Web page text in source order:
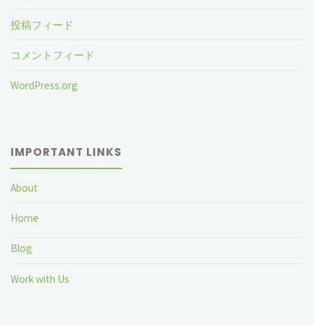
投稿フィード
コメントフィード
WordPress.org
IMPORTANT LINKS
About
Home
Blog
Work with Us